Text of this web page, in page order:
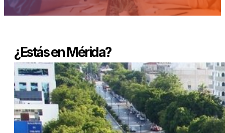
¿Estás en Mérida?